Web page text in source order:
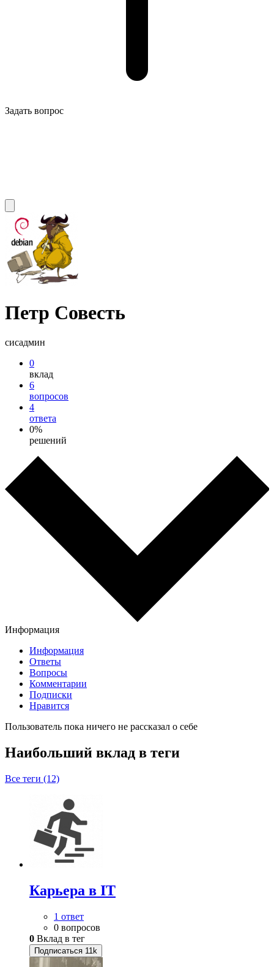
Задать вопрос
Петр Совесть
сисадмин
0
вклад
6
вопросов
4
ответа
0%
решений
Информация
Информация
Ответы
Вопросы
Комментарии
Подписки
Нравится
Пользователь пока ничего не рассказал о себе
Наибольший вклад в теги
Все теги (12)
Карьера в IT
1 ответ
0 вопросов
0 Вклад в тег
Подписаться 11k